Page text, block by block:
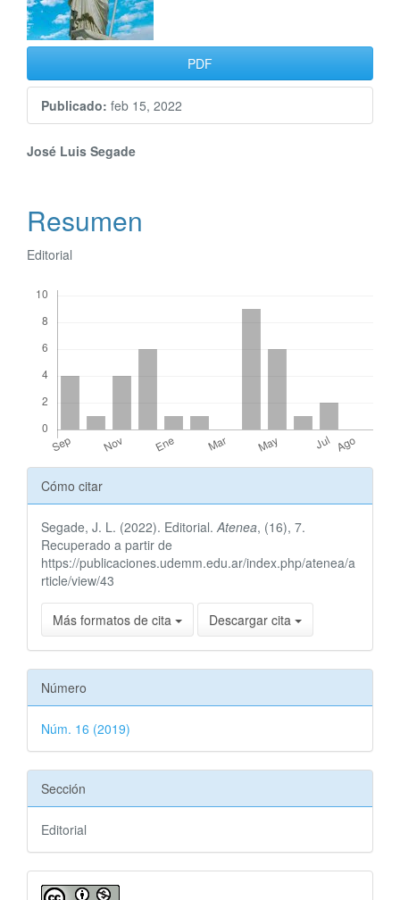
PDF
Publicado: feb 15, 2022
Contenido
del
artículo
José Luis Segade
Resumen
Editorial
Detalles
del
artículo
Cómo citar
Segade, J. L. (2022). Editorial.Atenea, (16), 7.
Recuperado a partir de
https://publicaciones.udemm.edu.ar/index.php/atenea/a
rticle/view/43
Más formatos de cita Descargar cita
Número
Núm. 16 (2019)
Sección
Editorial